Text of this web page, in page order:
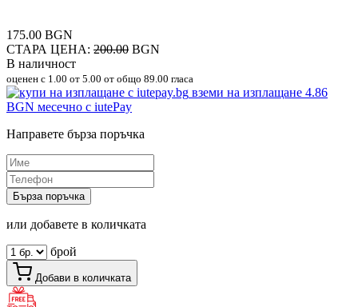
175.00 BGN
СТАРА ЦЕНА: 200.00 BGN
В наличност
оценен с 1.00 от 5.00 от общо 89.00 гласа
вземи на изплащане 4.86
BGN месечно с iutePay
Направете бърза поръчка
Бърза поръчка
или добавете в количката
брой
Добави в количката